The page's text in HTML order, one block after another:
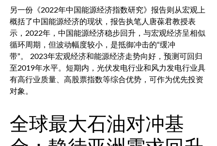
另一份《2022年中国能源经济指数研究》报告则从宏观上
概括了中国能源经济的现状，报告执笔人唐葆君教授表
示，2022年，中国能源经济稳步回升，与宏观经济呈相似
循环周期，但波动幅度较小，是抵御冲击的“缓冲
带”。 2023年宏观经济和能源经济走势向好，预测可回归
至2019年水平。短期内，光伏发电行业和风力发电行业具
有高行业质量、高股票指数等综合优势，可作为优先投资
对象。
全球最大石油对冲基